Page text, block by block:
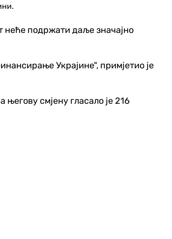
неће подржати даље значајно
Украјине", примјетио је
смјену гласало је 216